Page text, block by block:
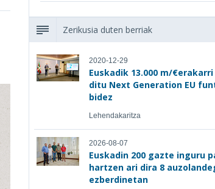
Zerikusia duten berriak
2020-12-29
Euskadik 13.000 m/
ditu Next Generation EU
bidez
Lehendakaritza
2026-08-07
Euskadin 200 gazte inguru
hartzen ari dira 8
ezberdinetan